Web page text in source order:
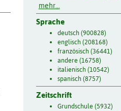
mehr...
Sprache
deutsch (900828)
englisch (208168)
französisch (36441)
andere (16758)
italienisch (10542)
spanisch (8757)
Zeitschrift
Grundschule (5932)